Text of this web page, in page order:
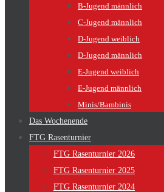
B-Jugend männlich
C-Jugend männlich
D-Jugend weiblich
D-Jugend männlich
E-Jugend weiblich
E-Jugend männlich
Minis/Bambinis
Das Wochenende
FTG Rasenturnier
FTG Rasenturnier 2026
FTG Rasenturnier 2025
FTG Rasenturnier 2024